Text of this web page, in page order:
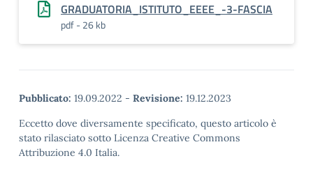
GRADUATORIA_ISTITUTO_EEEE_-3-FASCIA
pdf - 26 kb
Pubblicato: 19.09.2022 - Revisione: 19.12.2023
Eccetto dove diversamente specificato, questo articolo è
stato rilasciato sotto Licenza Creative Commons
Attribuzione 4.0 Italia.